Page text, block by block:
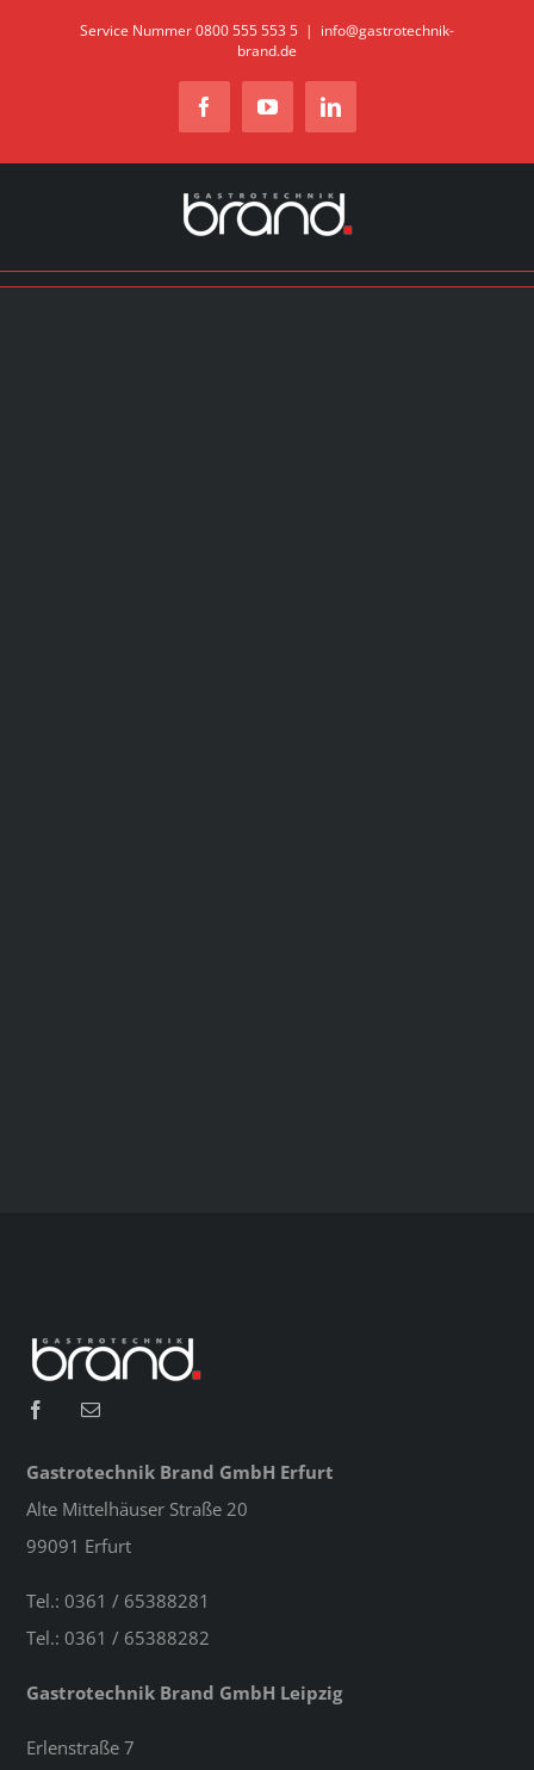
Service Nummer 0800 555 553 5 | info@gastrotechnik-
brand.de
FacebookYouTubeLinkedIn
Gastrotechnik Brand GmbH Erfurt
Alte Mittelhäuser Straße 20
99091 Erfurt
Tel.: 0361 / 65388281
Tel.: 0361 / 65388282
Gastrotechnik Brand GmbH Leipzig
Erlenstraße 7